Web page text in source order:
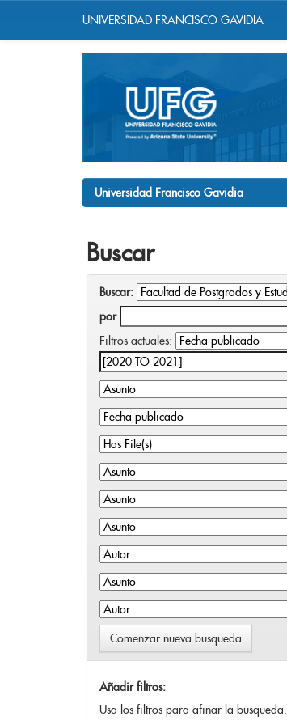
UNIVERSIDAD FRANCISCO GAVIDIA
Universidad Francisco Gavidia
Buscar
Buscar:
por
Filtros actuales:
Comenzar nueva busqueda
Añadir filtros:
Usa los filtros para afinar la busqueda.